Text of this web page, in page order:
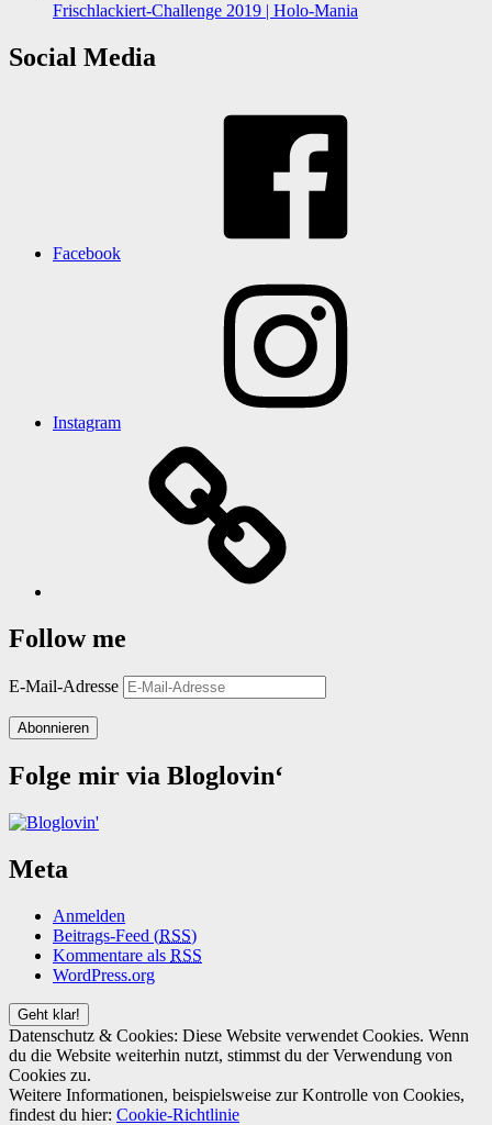
Frischlackiert-Challenge 2019 | Holo-Mania
Social Media
Facebook
Instagram
Follow me
E-Mail-Adresse
Abonnieren
Folge mir via Bloglovin‘
Meta
Anmelden
Beitrags-Feed (RSS)
Kommentare als RSS
WordPress.org
Datenschutz & Cookies: Diese Website verwendet Cookies. Wenn
du die Website weiterhin nutzt, stimmst du der Verwendung von
Cookies zu.
Weitere Informationen, beispielsweise zur Kontrolle von Cookies,
findest du hier: Cookie-Richtlinie